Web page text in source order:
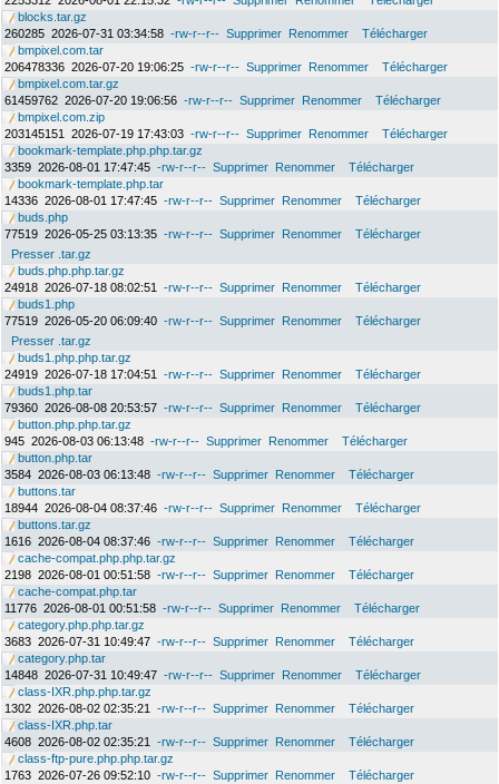
blocks.tar.gz
260285 2026-07-31 03:34:58 -rw-r--r-- Supprimer Renommer
Télécharger
bmpixel.com.tar
206478336 2026-07-20 19:06:25 -rw-r--r-- Supprimer Renommer
Télécharger
bmpixel.com.tar.gz
61459762 2026-07-20 19:06:56 -rw-r--r-- Supprimer Renommer
Télécharger
bmpixel.com.zip
203145151
2026-07-19 17:43:03 -rw-r--r-- Supprimer Renommer
Télécharger
bookmark-template.php.php.tar.gz
3359 2026-08-01 17:47:45 -rw-r--r-- Supprimer Renommer
Télécharger
bookmark-template.php.tar
14336 2026-08-01 17:47:45 -rw-r--r-- Supprimer Renommer
Télécharger
buds.php
77519 2026-05-25 03:13:35 -rw-r--r-- Supprimer Renommer
Télécharger
Presser .tar.gz
buds.php.php.tar.gz
24918 2026-07-18 08:02:51 -rw-r--r-- Supprimer Renommer
Télécharger
buds1.php
77519 2026-05-20 06:09:40 -rw-r--r-- Supprimer Renommer
Télécharger
Presser .tar.gz
buds1.php.php.tar.gz
24919 2026-07-18 17:04:51 -rw-r--r-- Supprimer Renommer
Télécharger
buds1.php.tar
79360 2026-08-08 20:53:57 -rw-r--r-- Supprimer Renommer
Télécharger
button.php.php.tar.gz
945 2026-08-03 06:13:48 -rw-r--r-- Supprimer Renommer
Télécharger
button.php.tar
3584 2026-08-03 06:13:48 -rw-r--r-- Supprimer Renommer
Télécharger
buttons.tar
18944 2026-08-04 08:37:46 -rw-r--r-- Supprimer Renommer
Télécharger
buttons.tar.gz
1616 2026-08-04 08:37:46 -rw-r--r-- Supprimer Renommer
Télécharger
cache-compat.php.php.tar.gz
2198 2026-08-01 00:51:58 -rw-r--r-- Supprimer Renommer
Télécharger
cache-compat.php.tar
11776 2026-08-01 00:51:58 -rw-r--r-- Supprimer Renommer
Télécharger
category.php.php.tar.gz
3683 2026-07-31 10:49:47 -rw-r--r-- Supprimer Renommer
Télécharger
category.php.tar
14848 2026-07-31 10:49:47 -rw-r--r-- Supprimer Renommer
Télécharger
class-IXR.php.php.tar.gz
1302 2026-08-02 02:35:21 -rw-r--r-- Supprimer Renommer
Télécharger
class-IXR.php.tar
4608 2026-08-02 02:35:21 -rw-r--r-- Supprimer Renommer
Télécharger
class-ftp-pure.php.php.tar.gz
1763 2026-07-26 09:52:10 -rw-r--r-- Supprimer Renommer
Télécharger